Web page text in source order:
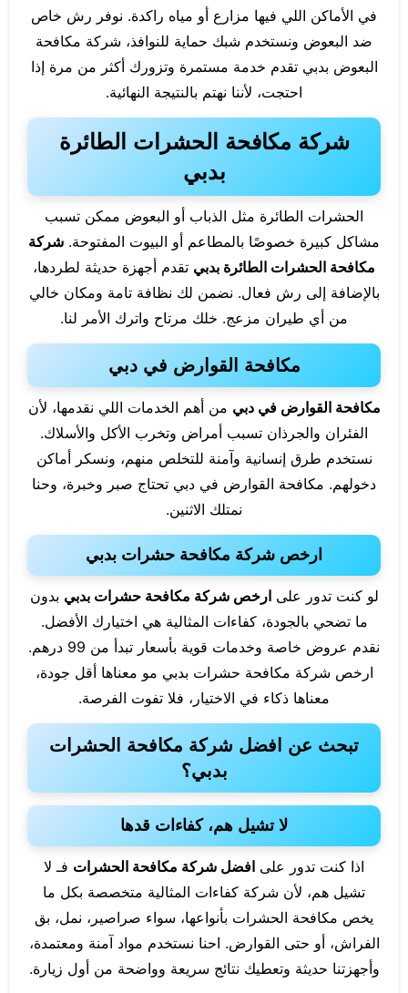
في الأماكن اللي فيها مزارع أو مياه راكدة. نوفر رش خاص
ضد البعوض ونستخدم شبك حماية للنوافذ، شركة مكافحة
البعوض بدبي تقدم خدمة مستمرة وتزورك أكثر من مرة إذا
احتجت، لأننا نهتم بالنتيجة النهائية.
شركة مكافحة الحشرات الطائرة
بدبي
الحشرات الطائرة مثل الذباب أو البعوض ممكن تسبب
مشاكل كبيرة خصوصًا بالمطاعم أو البيوت المفتوحة. شركة
مكافحة الحشرات الطائرة بدبي تقدم أجهزة حديثة لطردها،
بالإضافة إلى رش فعال. نضمن لك نظافة تامة ومكان خالي
من أي طيران مزعج. خلك مرتاح واترك الأمر لنا.
مكافحة القوارض في دبي
مكافحة القوارض في دبي من أهم الخدمات اللي نقدمها، لأن
الفئران والجرذان تسبب أمراض وتخرب الأكل والأسلاك.
نستخدم طرق إنسانية وآمنة للتخلص منهم، ونسكر أماكن
دخولهم. مكافحة القوارض في دبي تحتاج صبر وخبرة، وحنا
نمتلك الاثنين.
ارخص شركة مكافحة حشرات بدبي
لو كنت تدور علىارخص شركة مكافحة حشرات بدبي بدون
ما تضحي بالجودة، كفاءات المثالية هي اختيارك الأفضل.
نقدم عروض خاصة وخدمات قوية بأسعار تبدأ من 99 درهم.
ارخص شركة مكافحة حشرات بدبي مو معناها أقل جودة،
معناها ذكاء في الاختيار، فلا تفوت الفرصة.
تبحث عن افضل شركة مكافحة الحشرات
بدبي؟
لا تشيل هم، كفاءات قدها
اذا كنت تدور على افضل شركة مكافحة الحشرات فـ لا
تشيل هم، لأن شركة كفاءات المثالية متخصصة بكل ما
يخص مكافحة الحشرات بأنواعها، سواء صراصير، نمل، بق
الفراش، أو حتى القوارض. احنا نستخدم مواد آمنة ومعتمدة،
وأجهزتنا حديثة وتعطيك نتائج سريعة وواضحة من أول زيارة.